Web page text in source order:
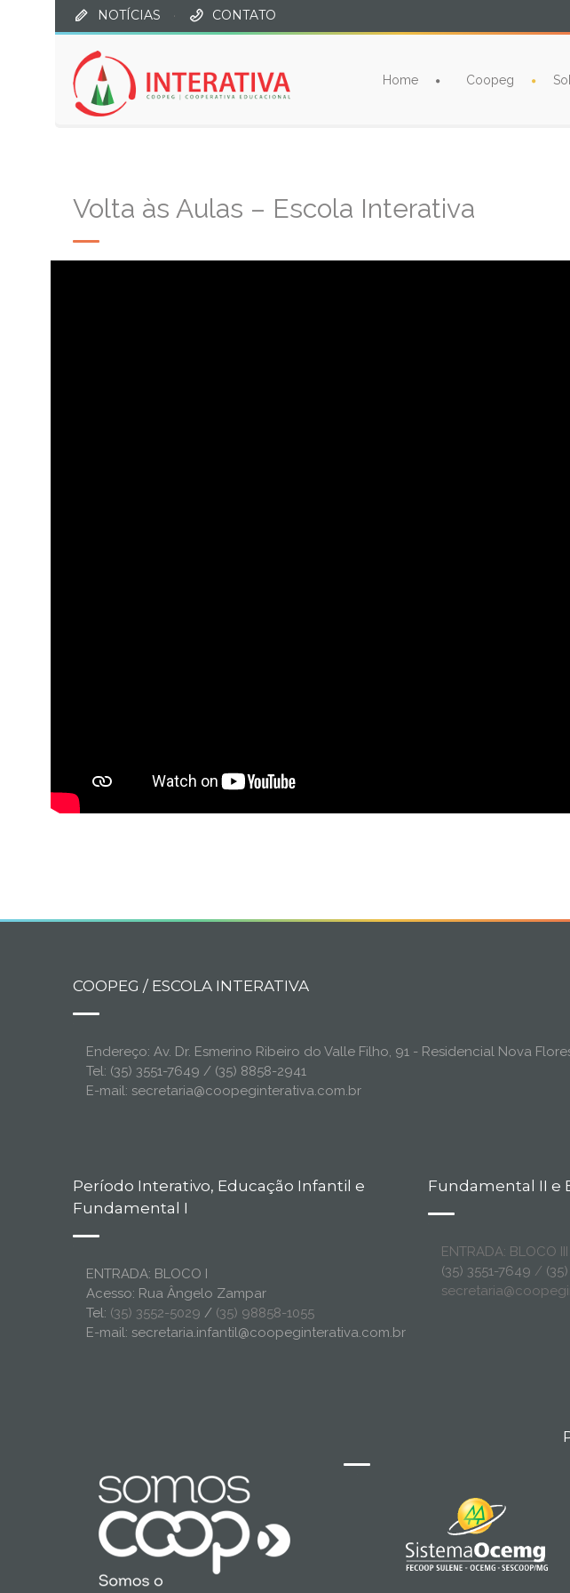
NOTÍCIAS · CONTATO
Home Coopeg
Volta às Aulas – Escola Interativa
COOPEG / ESCOLA INTERATIVA
Endereço: Av. Dr. Esmerino Ribeiro do Valle Filho, 91 - Residencial Nova
Tel: (35) 3551-7649 / (35) 8858-2941
E-mail: secretaria@coopeginterativa.com.br
Período Interativo, Educação Infantil e
Fundamental I
ENTRADA: BLOCO I
Acesso: Rua Ângelo Zampar
Tel: (35) 3552-5029 / (35) 98858-1055
E-mail: secretaria.infantil@coopeginterativa.com.br
Fundamental II e
ENTRADA: BLOCO
(35) 3551-7649 /